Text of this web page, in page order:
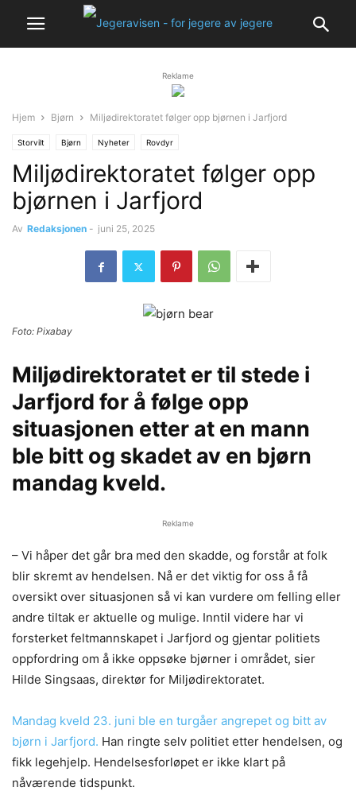
Reklame
Hjem Bjørn Miljødirektoratet følger opp bjørnen i Jarfjord
Storvilt Bjørn Nyheter Rovdyr
Miljødirektoratet følger opp
bjørnen i Jarfjord
Av Redaksjonen - juni 25, 2025
Foto: Pixabay
Miljødirektoratet er til stede i
Jarfjord for å følge opp
situasjonen etter at en mann
ble bitt og skadet av en bjørn
mandag kveld.
Reklame
– Vi håper det går bra med den skadde, og forstår at folk
blir skremt av hendelsen. Nå er det viktig for oss å få
oversikt over situasjonen så vi kan vurdere om felling eller
andre tiltak er aktuelle og mulige. Inntil videre har vi
forsterket feltmannskapet i Jarfjord og gjentar politiets
oppfordring om å ikke oppsøke bjørner i området, sier
Hilde Singsaas, direktør for Miljødirektoratet.
Mandag kveld 23. juni ble en turgåer angrepet og bitt av
bjørn i Jarfjord. Han ringte selv politiet etter hendelsen, og
fikk legehjelp. Hendelsesforløpet er ikke klart på
nåværende tidspunkt.